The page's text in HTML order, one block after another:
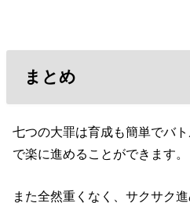
まとめ
七つの大罪は育成も簡単でバ
で楽に進めることができます。
また全然重くなく、サクサク